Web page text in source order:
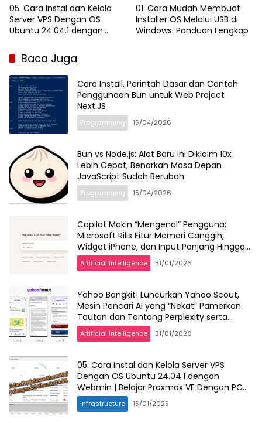
05. Cara Instal dan Kelola
Server VPS Dengan OS
Ubuntu 24.04.1 dengan
VE Dengan PC Bekas
01. Cara Mudah Membuat
Installer OS Melalui USB di
Windows: Panduan Lengkap
Baca Juga
Cara Install, Perintah Dasar dan Contoh
Penggunaan Bun untuk Web Project
Next.JS
Programming 15/04/2026
Bun vs Node.js: Alat Baru Ini Diklaim 10x
Lebih Cepat, Benarkah Masa Depan
JavaScript Sudah Berubah
Programming 15/04/2026
Copilot Makin “Mengenal” Pengguna:
Microsoft Rilis Fitur Memori Canggih,
Widget iPhone, dan Input Panjang Hingga
10.240 Karakter
Artificial Intelligence 31/01/2026
Yahoo Bangkit! Luncurkan Yahoo Scout,
Mesin Pencari AI yang “Nekat” Pamerkan
Tautan dan Tantang Perplexity serta
Google
Artificial Intelligence 31/01/2026
05. Cara Instal dan Kelola Server VPS
Dengan OS Ubuntu 24.04.1 dengan
Webmin | Belajar Proxmox VE Dengan PC
Bekas
Infrastructure 15/01/2025